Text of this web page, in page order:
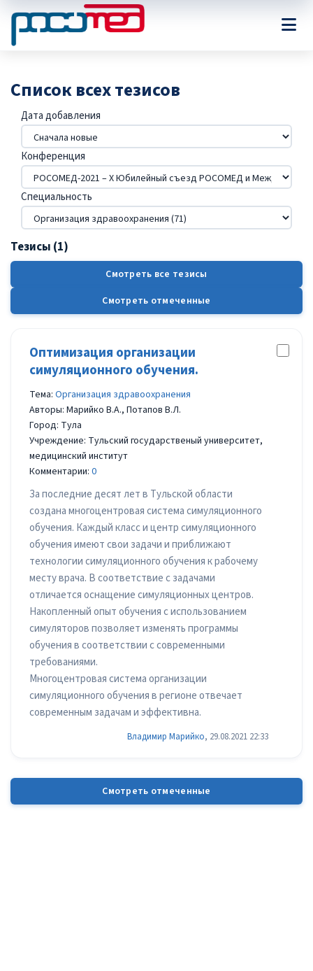
Список всех тезисов
Дата добавления
Конференция
Специальность
Тезисы (1)
Смотреть все тезисы
Смотреть отмеченные
Оптимизация организации
симуляционного обучения.
Тема: Организация здравоохранения
Авторы: Марийко В.А., Потапов В.Л.
Город: Тула
Учреждение: Тульский государственый университет,
медицинский институт
Комментарии: 0
За последние десят лет в Тульской области
создана многоцентровая система симуляционного
обучения. Каждый класс и центр симуляционного
обучения имеют свои задачи и приближают
технологии симуляционного обучения к рабочему
месту врача. В соответствие с задачами
отличается оснащение симуляционных центров.
Накопленный опыт обучения с использованием
симуляторов позволяет изменять программы
обучения в соответствии с современными
требованиями.
Многоцентровая система организации
симуляционного обучения в регионе отвечает
современным задачам и эффективна.
Владимир Марийко, 29.08.2021 22:33
Смотреть отмеченные